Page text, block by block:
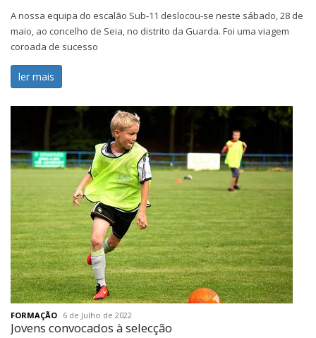
A nossa equipa do escalão Sub-11 deslocou-se neste sábado, 28 de
maio, ao concelho de Seia, no distrito da Guarda. Foi uma viagem
coroada de sucesso
ler mais
FORMAÇÃO 6 de Julho de 2022
Jovens convocados à selecção